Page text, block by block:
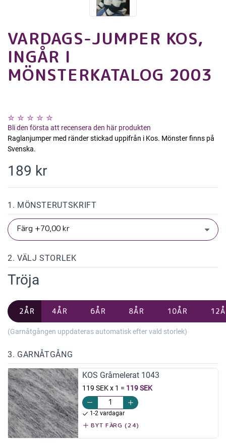
VARDAGS-JUMPER KOS,
INGÅR I
MÖNSTERKATALOG 2003
Bli den första att recensera den här produkten
Raglanjumper med ränder stickad uppifrån i Kos. Mönster finns på
Svenska.
189 kr
1. MÖNSTERUTSKRIFT
2. VÄLJ STORLEK
Tröja
2ÅR 4ÅR 6ÅR 8ÅR 10ÅR
(Garnåtgången uppdateras automatisk efter vald storlek)
3. GARNÅTGÅNG
KOS Gråmelerat 1043
119 SEK x 1 = 119 SEK
1-2 vardagar
BYT FÄRG (24)